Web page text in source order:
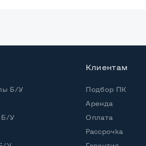
Б/У
Б/У
Клиентам
Подбор ПК
Аренда
Оплата
Рассрочка